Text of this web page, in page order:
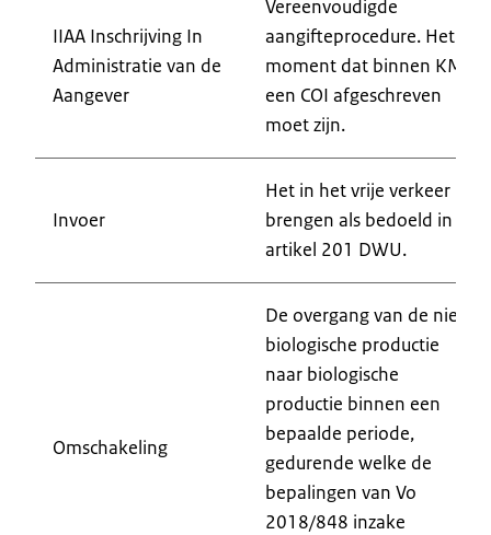
IIAA Inschrijving In
Administratie van de
Aangever
Vereenvoudigde
aangifteprocedure. Het
moment dat binnen KM
een COI afgeschreven
moet zijn.
Invoer
Het in het vrije verkeer
brengen als bedoeld in
artikel 201 DWU.
Omschakeling
De overgang van de niet-
biologische productie
naar biologische
productie binnen een
bepaalde periode,
gedurende welke de
bepalingen van Vo
2018/848 inzake